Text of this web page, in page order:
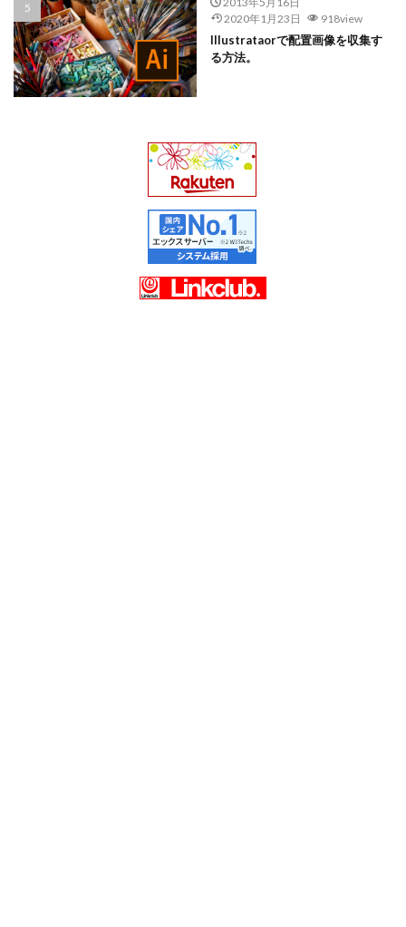
2020年1月23日
918view
Illustrataorで配置画像を収集す
る方法。